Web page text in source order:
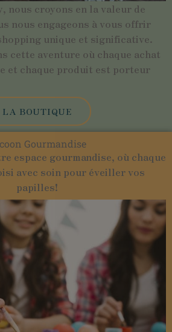
nous croyons en la valeur de
nous engageons à vous offrir
unique et significative.
cette aventure où chaque achat
et chaque produit est porteur
LA BOUTIQUE
Gourmandise
espace gourmandise, où chaque
avec soin pour éveiller vos
papilles!